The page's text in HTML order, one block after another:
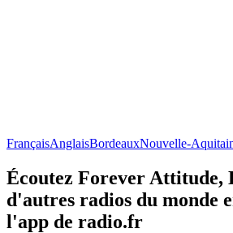
FrançaisAnglaisBordeauxNouvelle-
Écoutez Forever Attitude,
d'autres radios du monde
l'app de radio.fr